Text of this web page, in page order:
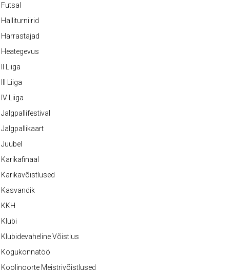
Futsal
Halliturniirid
Harrastajad
Heategevus
II Liiga
III Liiga
IV Liiga
Jalgpallifestival
Jalgpallikaart
Juubel
Karikafinaal
Karikavõistlused
Kasvandik
KKH
Klubi
Klubidevaheline Võistlus
Kogukonnatöö
Koolinoorte Meistrivõistlused